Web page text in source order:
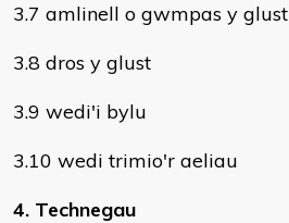
3.7 amlinell o gwmpas y glust
3.8 dros y glust
3.9 wedi'i bylu
3.10 wedi trimio'r aeliau
4. Technegau